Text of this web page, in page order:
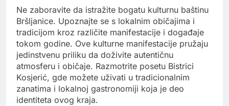
Ne zaboravite da istražite bogatu kulturnu baštinu
Bršljanice. Upoznajte se s lokalnim običajima i
tradicijom kroz različite manifestacije i događaje
tokom godine. Ove kulturne manifestacije pružaju
jedinstvenu priliku da doživite autentičnu
atmosferu i običaje. Razmotrite posetu Bistrici
Kosjerić, gde možete uživati u tradicionalnim
zanatima i lokalnoj gastronomiji koja je deo
identiteta ovog kraja.